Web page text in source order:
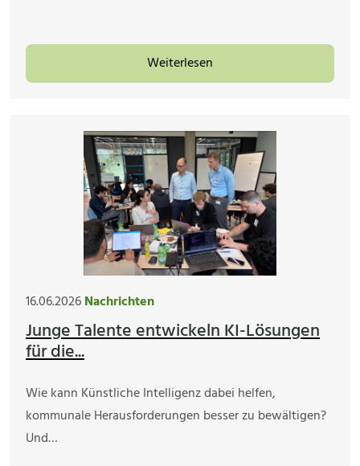
Weiterlesen
16.06.2026Nachrichten
Junge Talente entwickeln KI-Lösungen
für die...
Wie kann Künstliche Intelligenz dabei helfen,
kommunale Herausforderungen besser zu bewältigen?
Und…